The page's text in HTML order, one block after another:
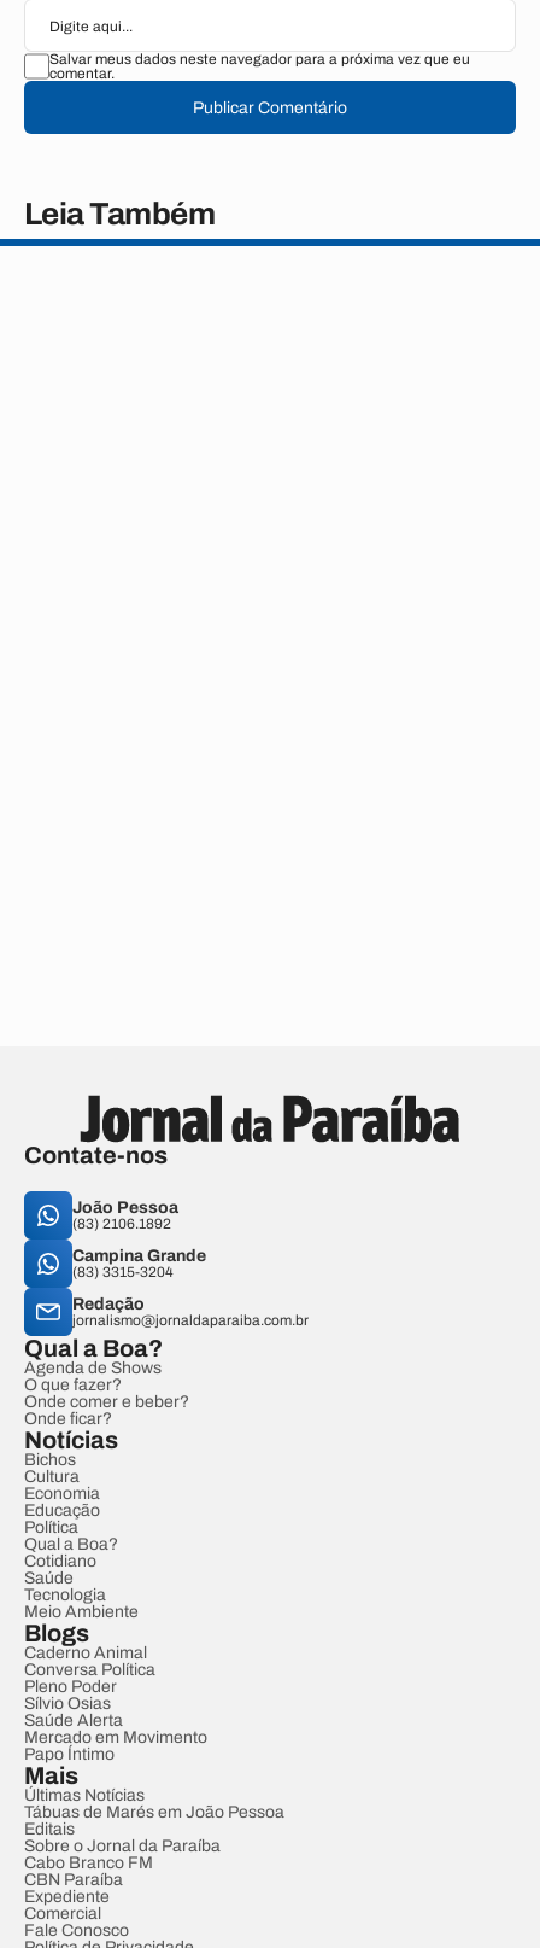
Salvar meus dados neste navegador para a próxima vez que eu
comentar.
Publicar Comentário
Leia Também
Contate-nos
João Pessoa
(83) 2106.1892
Campina Grande
(83) 3315-3204
Redação
jornalismo@jornaldaparaiba.com.br
Qual a Boa?
Agenda de Shows
O que fazer?
Onde comer e beber?
Onde ficar?
Notícias
Bichos
Cultura
Economia
Educação
Política
Qual a Boa?
Cotidiano
Saúde
Tecnologia
Meio Ambiente
Blogs
Caderno Animal
Conversa Política
Pleno Poder
Sílvio Osias
Saúde Alerta
Mercado em Movimento
Papo Íntimo
Mais
Últimas Notícias
Tábuas de Marés em João Pessoa
Editais
Sobre o Jornal da Paraíba
Cabo Branco FM
CBN Paraíba
Expediente
Comercial
Fale Conosco